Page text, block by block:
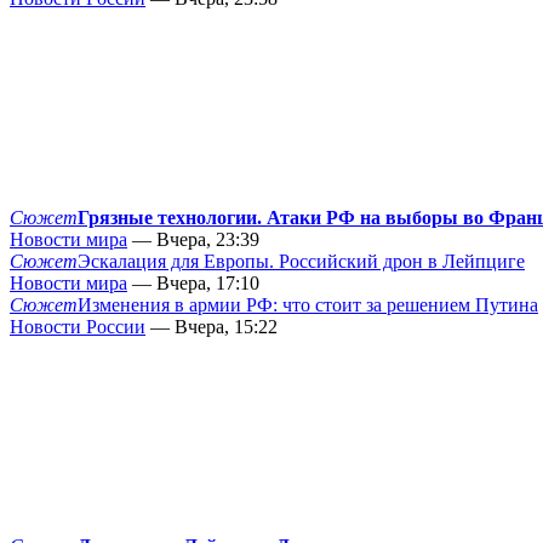
СюжетГрязные технологии. Атаки РФ на выборы во
Новости мира — Вчера, 23:39
СюжетЭскалация для Европы. Российский дрон в Лейпциге
Новости мира — Вчера, 17:10
СюжетИзменения в армии РФ: что стоит за решением Путина
Новости России — Вчера, 15:22